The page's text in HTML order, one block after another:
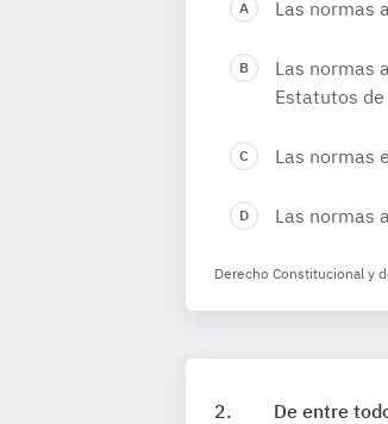
Las normas
Las normas
Estatutos
Las normas
Las normas
Derecho Constitucional y
De entre